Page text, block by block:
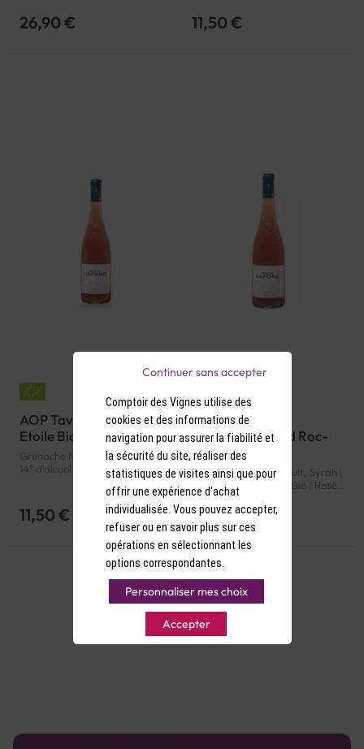
26,90 € 11,50 €
AOP Tavel Rosé Belle
Etoile Bio 2022
Grenache Noir, Cinsault, Syrah |
14° d'alcool | France | Bio | Rosé |
Rhône | Tavel | AOP
11,50 €
AOP Tavel Rosé
Domaine Lafond Roc-
Epine Bio 2024
Grenache Noir, Cinsault, Syrah |
13° d'alcool | France | Bio | Rosé |
Rhône | Tavel | AOP
11,50 €
Comptoir des Vignes utilise des
cookies et des informations de
navigation pour assurer la fiabilité et
la sécurité du site, réaliser des
statistiques de visites ainsi que pour
offrir une expérience d'achat
individualisée. Vous pouvez accepter,
refuser ou en savoir plus sur ces
opérations en sélectionnant les
options correspondantes.
Personnaliser mes choix
Accepter
Continuer sans accepter